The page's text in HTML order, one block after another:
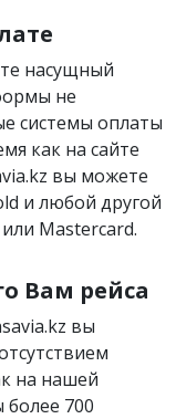
насущный
не
системы оплаты
как на сайте
вы можете
и любой другой
Mastercard.
Вам рейса
вы
на нашей
700